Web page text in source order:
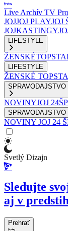
Live Archív TV
JOJJOJ PLAYJOJ
JOJKASTINGY
LIFESTYLE
ŽENSKÉ
LIFESTYLE
ŽENSKÉ
SPRAVODAJSTVO
NOVINYJOJ 24
SPRAVODAJSTVO
NOVINY JOJ 24
Svetlý Dizajn
Sledujte
aj v
Prehrať